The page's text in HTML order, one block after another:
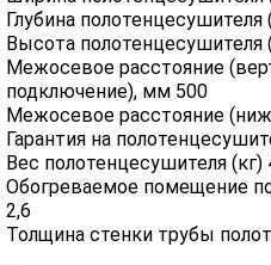
Глубина полотенцесушителя
Высота полотенцесушителя
Межосевое расстояние
подключение), мм 500
Межосевое расстояние
Гарантия на
Вес полотенцесушителя (кг)
Обогреваемое помещение
2,6
Толщина стенки трубы